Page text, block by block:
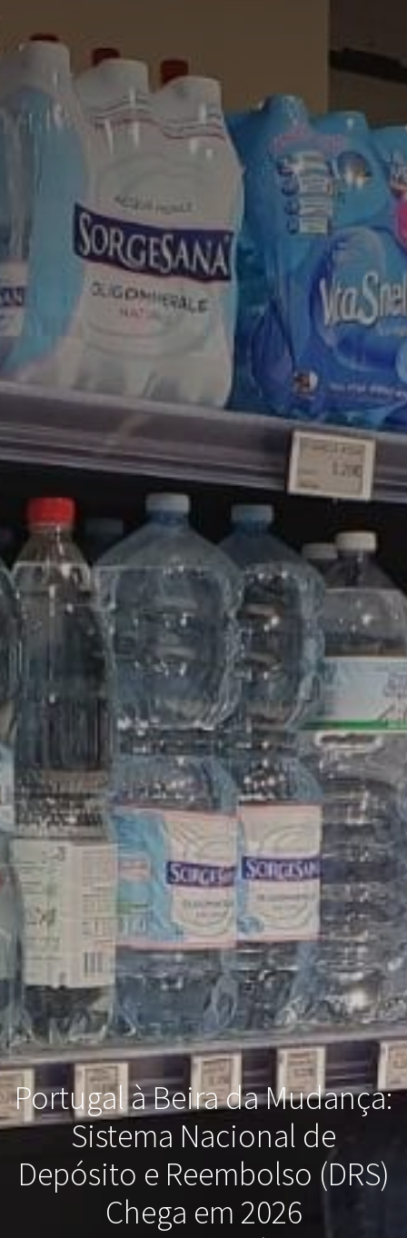
Portugal à Beira da Mudança:
Sistema Nacional de
Depósito e Reembolso (DRS)
Chega em 2026